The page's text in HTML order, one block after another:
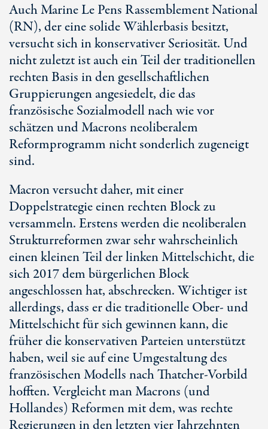
Auch Marine Le Pens Rassemblement National
(RN), der eine solide Wählerbasis besitzt,
versucht sich in konservativer Seriosität. Und
nicht zuletzt ist auch ein Teil der traditionellen
rechten Basis in den gesellschaftlichen
Gruppierungen angesiedelt, die das
französische Sozialmodell nach wie vor
schätzen und Macrons neoliberalem
Reformprogramm nicht sonderlich zugeneigt
sind.
Macron versucht daher, mit einer
Doppelstrategie einen rechten Block zu
versammeln. Erstens werden die neoliberalen
Strukturreformen zwar sehr wahrscheinlich
einen kleinen Teil der linken Mittelschicht, die
sich 2017 dem bürgerlichen Block
angeschlossen hat, abschrecken. Wichtiger ist
allerdings, dass er die traditionelle Ober- und
Mittelschicht für sich gewinnen kann, die
früher die konservativen Parteien unterstützt
haben, weil sie auf eine Umgestaltung des
französischen Modells nach Thatcher-Vorbild
hofften. Vergleicht man Macrons (und
Hollandes) Reformen mit dem, was rechte